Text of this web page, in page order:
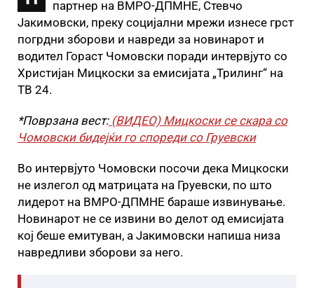
партнер на ВМРО-ДПМНЕ, Стевчо
Јакимовски, преку социјални мрежи изнесе грст
погрдни зборови и навреди за новинарот и
водител Гораст Чомовски поради интервјуто со
Христијан Мицкоски за емисијата „Трилинг“ на
ТВ 24.
*Поврзана вест:(ВИДЕО) Мицкоски се скара со
Чомовски бидејќи го спореди со Груевски
Во интервјуто Чомовски посочи дека Мицкоски
не излегол од матрицата на Груевски, по што
лидерот на ВМРО-ДПМНЕ бараше извинување.
Новинарот не се извини во делот од емисијата
кој беше емитуван, а Јакимовски напиша низа
навредливи зборови за него.